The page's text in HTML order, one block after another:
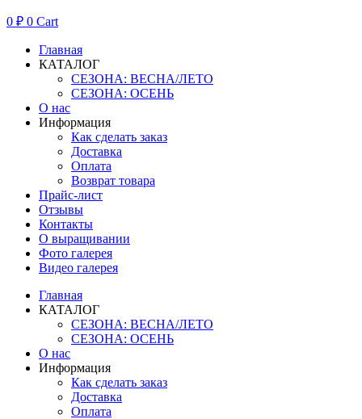
0 ₽ 0 Cart
Главная
КАТАЛОГ
СЕЗОНА: ВЕСНА/ЛЕТО
СЕЗОНА: ОСЕНЬ
О нас
Информация
Как сделать заказ
Доставка
Оплата
Возврат товара
Прайс-лист
Отзывы
Контакты
О выращивании
Фото галерея
Видео галерея
Главная
КАТАЛОГ
СЕЗОНА: ВЕСНА/ЛЕТО
СЕЗОНА: ОСЕНЬ
О нас
Информация
Как сделать заказ
Доставка
Оплата